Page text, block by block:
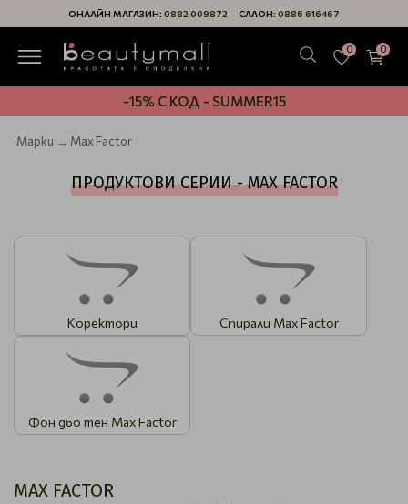
ОНЛАЙН МАГАЗИН: 0882 009872 САЛОН: 0886 616467
0 0
-15% С КОД - SUMMER15
Марки Max Factor
ПРОДУКТОВИ СЕРИИ - MAX FACTOR
Коректори Спирали Max Factor
Фон дьо тен Max Factor
MAX FACTOR